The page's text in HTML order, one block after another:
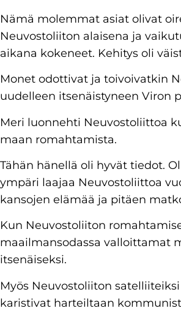
Nämä molemmat asiat olivat
Neuvostoliiton alaisena ja
aikana kokeneet. Kehitys oli
Monet odottivat ja toivoivatkin
uudelleen itsenäistyneen Viron
Meri luonnehti Neuvostoliittoa
maan romahtamista.
Tähän hänellä oli hyvät tiedot.
ympäri laajaa Neuvostoliittoa
kansojen elämää ja pitäen
Kun Neuvostoliiton
maailmansodassa valloittamat
itsenäiseksi.
Myös Neuvostoliiton
karistivat harteiltaan